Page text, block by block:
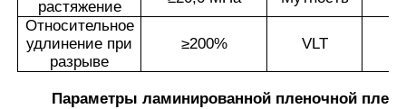
растяжение
Относительное
удлинение при
разрыве
≥200% VLT
Параметры ламинированной пленочной